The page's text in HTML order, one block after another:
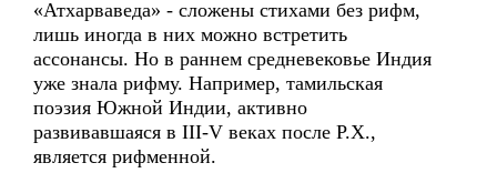
«Атхарваведа» - сложены стихами без рифм,
лишь иногда в них можно встретить
ассонансы. Но в раннем средневековье Индия
уже знала рифму. Например, тамильская
поэзия Южной Индии, активно
развивавшаяся в III-V веках после Р.Х.,
является рифменной.